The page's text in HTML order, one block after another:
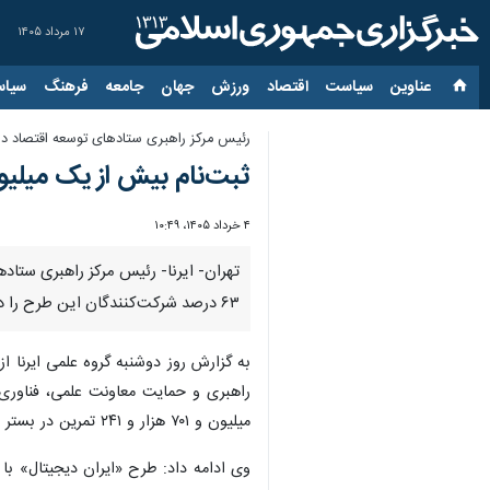
۱۷ مرداد ۱۴۰۵
عناوین‌ سیاست اقتصاد ورزش جهان جامعه فرهنگ
رئیس مرکز راهبری ستادهای توسعه اقتصاد
ثبت‌نام بیش از یک
۴ خرداد ۱۴۰۵، ۱۰:۴۹